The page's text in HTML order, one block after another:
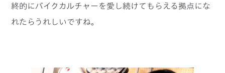
終的にバイクカルチャーを愛し続けてもらえる拠点にな
れたらうれしいですね。